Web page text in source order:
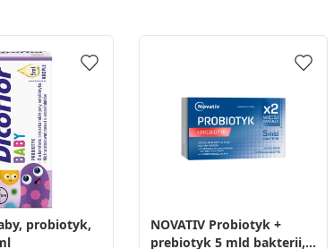
probiotyk,
NOVATIV Probiotyk +
prebiotyk 5 mld bakterii,